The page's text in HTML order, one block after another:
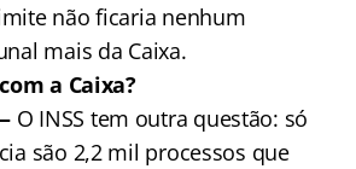
não ficaria nenhum
mais da Caixa.
a Caixa?
O INSS tem outra questão: só
são 2,2 mil processos que